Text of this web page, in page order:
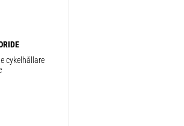
721400
tyst
cykelhållare